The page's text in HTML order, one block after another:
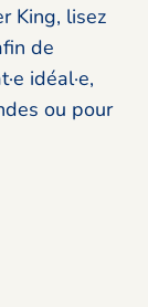
King, lisez
de
idéal·e,
ou pour